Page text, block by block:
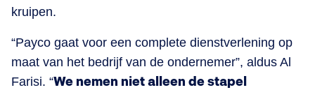
kruipen.
“Payco gaat voor een complete dienstverlening op
maat van het bedrijf van de ondernemer”, aldus Al
Farisi. “We nemen niet alleen de stapel